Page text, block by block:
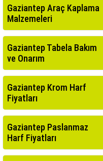
Gaziantep Araç Kaplama
Malzemeleri
Gaziantep Tabela Bakım
ve Onarım
Gaziantep Krom Harf
Fiyatları
Gaziantep Paslanmaz
Harf Fiyatları